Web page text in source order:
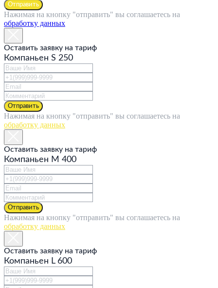
Отправить
Нажимая на кнопку "отправить" вы соглашаетесь на
обработку данных
Оставить заявку на тариф
Компаньен S 250
Отправить
Нажимая на кнопку "отправить" вы соглашаетесь на
обработку данных
Оставить заявку на тариф
Компаньен M 400
Отправить
Нажимая на кнопку "отправить" вы соглашаетесь на
обработку данных
Оставить заявку на тариф
Компаньен L 600